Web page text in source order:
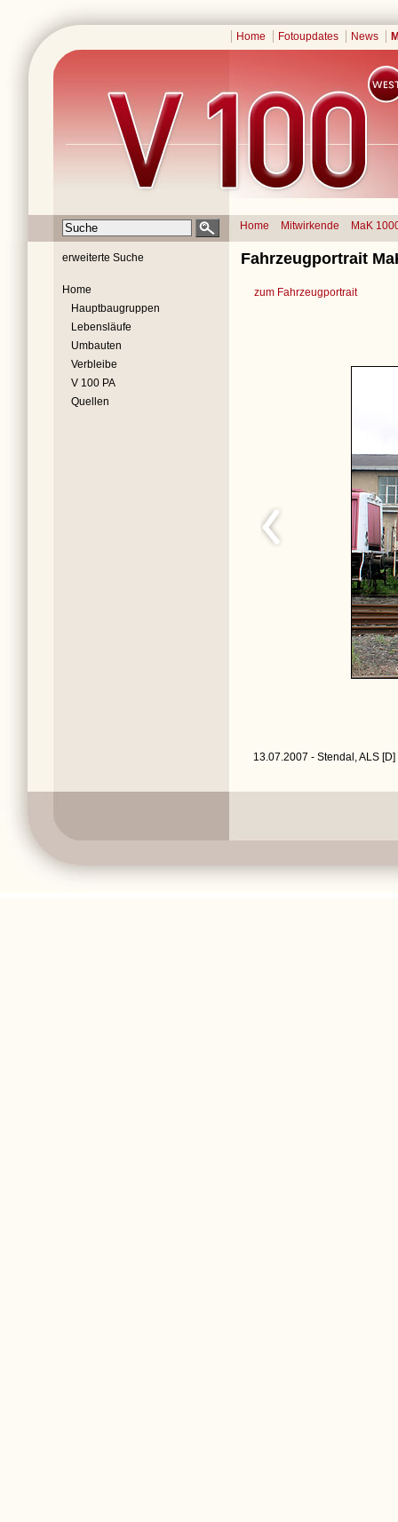
Home Fotoupdates News
Home Mitwirkende MaK
erweiterte Suche
Home
Hauptbaugruppen
Lebensläufe
Umbauten
Verbleibe
V 100 PA
Quellen
Fahrzeugportrait
zum Fahrzeugportrait
13.07.2007 - Stendal, ALS [D]